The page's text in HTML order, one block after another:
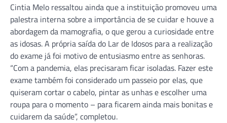
Cintia Melo ressaltou ainda que a instituição promoveu uma
palestra interna sobre a importância de se cuidar e houve a
abordagem da mamografia, o que gerou a curiosidade entre
as idosas. A própria saída do Lar de Idosos para a realização
do exame já foi motivo de entusiasmo entre as senhoras.
“Com a pandemia, elas precisaram ficar isoladas. Fazer este
exame também foi considerado um passeio por elas, que
quiseram cortar o cabelo, pintar as unhas e escolher uma
roupa para o momento – para ficarem ainda mais bonitas e
cuidarem da saúde”, completou.